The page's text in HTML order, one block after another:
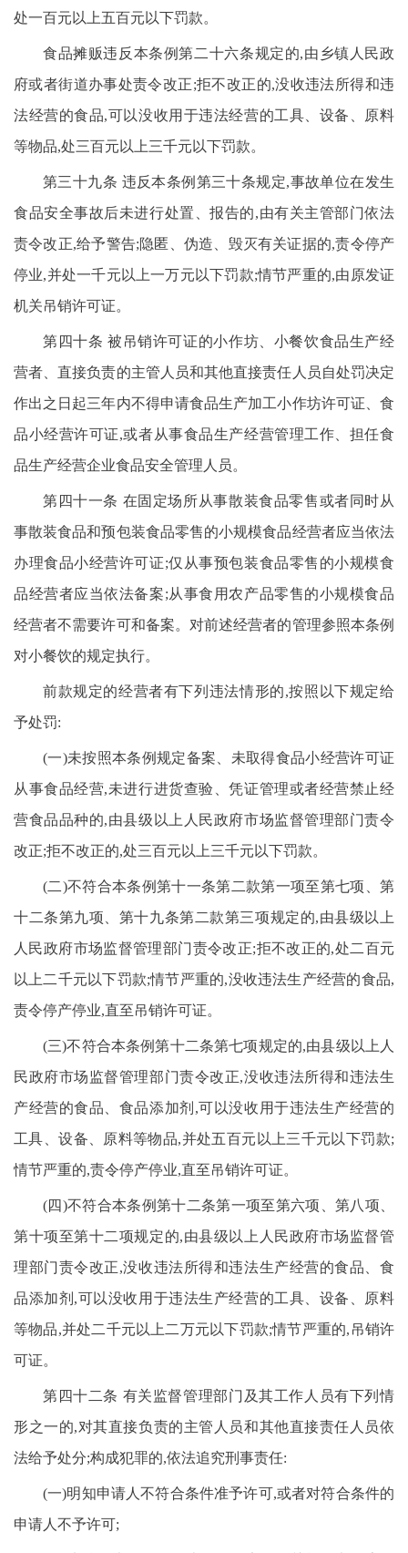
处一百元以上五百元以下罚款。
食品摊贩违反本条例第二十六条规定的,由乡镇人民政
府或者街道办事处责令改正;拒不改正的,没收违法所得和违
法经营的食品,可以没收用于违法经营的工具、设备、原料
等物品,处三百元以上三千元以下罚款。
第三十九条 违反本条例第三十条规定,事故单位在发生
食品安全事故后未进行处置、报告的,由有关主管部门依法
责令改正,给予警告;隐匿、伪造、毁灭有关证据的,责令停产
停业,并处一千元以上一万元以下罚款;情节严重的,由原发证
机关吊销许可证。
第四十条 被吊销许可证的小作坊、小餐饮食品生产经
营者、直接负责的主管人员和其他直接责任人员自处罚决定
作出之日起三年内不得申请食品生产加工小作坊许可证、食
品小经营许可证,或者从事食品生产经营管理工作、担任食
品生产经营企业食品安全管理人员。
第四十一条 在固定场所从事散装食品零售或者同时从
事散装食品和预包装食品零售的小规模食品经营者应当依法
办理食品小经营许可证;仅从事预包装食品零售的小规模食
品经营者应当依法备案;从事食用农产品零售的小规模食品
经营者不需要许可和备案。对前述经营者的管理参照本条例
对小餐饮的规定执行。
前款规定的经营者有下列违法情形的,按照以下规定给
予处罚:
(一)未按照本条例规定备案、未取得食品小经营许可证
从事食品经营,未进行进货查验、凭证管理或者经营禁止经
营食品品种的,由县级以上人民政府市场监督管理部门责令
改正;拒不改正的,处三百元以上三千元以下罚款。
(二)不符合本条例第十一条第二款第一项至第七项、第
十二条第九项、第十九条第二款第三项规定的,由县级以上
人民政府市场监督管理部门责令改正;拒不改正的,处二百元
以上二千元以下罚款;情节严重的,没收违法生产经营的食品,
责令停产停业,直至吊销许可证。
(三)不符合本条例第十二条第七项规定的,由县级以上人
民政府市场监督管理部门责令改正,没收违法所得和违法生
产经营的食品、食品添加剂,可以没收用于违法生产经营的
工具、设备、原料等物品,并处五百元以上三千元以下罚款;
情节严重的,责令停产停业,直至吊销许可证。
(四)不符合本条例第十二条第一项至第六项、第八项、
第十项至第十二项规定的,由县级以上人民政府市场监督管
理部门责令改正,没收违法所得和违法生产经营的食品、食
品添加剂,可以没收用于违法生产经营的工具、设备、原料
等物品,并处二千元以上二万元以下罚款;情节严重的,吊销许
可证。
第四十二条 有关监督管理部门及其工作人员有下列情
形之一的,对其直接负责的主管人员和其他直接责任人员依
法给予处分;构成犯罪的,依法追究刑事责任:
(一)明知申请人不符合条件准予许可,或者对符合条件的
申请人不予许可;